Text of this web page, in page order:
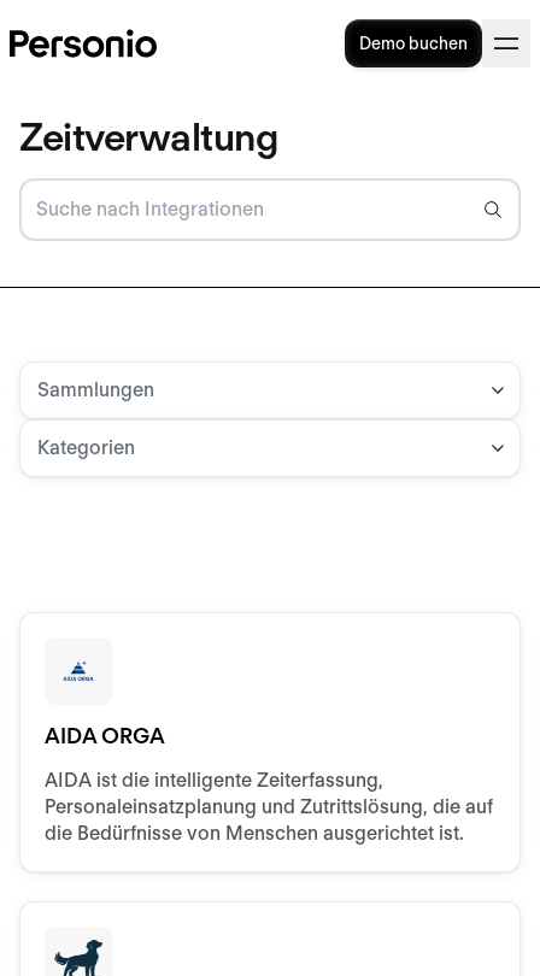
Demo buchen
Zeitverwaltung
Sammlungen
Kategorien
AIDA ORGA
AIDA ist die intelligente Zeiterfassung,
Personaleinsatzplanung und Zutrittslösung, die auf
die Bedürfnisse von Menschen ausgerichtet ist.